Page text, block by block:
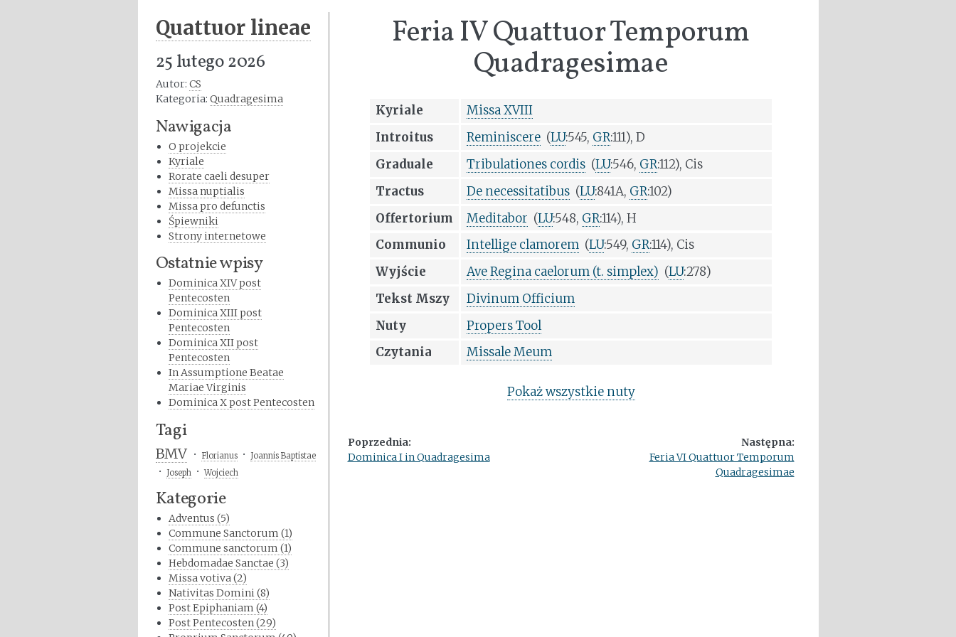
Feria IV Quattuor Temporum
Quadragesimae
Kyriale
Missa XVIII
Introitus
Reminiscere (LU:545, GR:111), D
Graduale
Tribulationes cordis (LU:546, GR:112), Cis
Tractus
De necessitatibus (LU:841A, GR:102)
Offertorium
Meditabor (LU:548, GR:114), H
Communio
Intellige clamorem (LU:549, GR:114), Cis
Wyjście
Ave Regina caelorum (t. simplex) (LU:278)
Tekst Mszy
Divinum Officium
Nuty
Propers Tool
Czytania
Missale Meum
Pokaż wszystkie nuty
Poprzednia:
Dominica I in Quadragesima
Następna:
Feria VI Quattuor Temporum
Quadragesimae
Quattuor lineae
25 lutego 2026
Autor: CS
Kategoria: Quadragesima
Nawigacja
O projekcie
Kyriale
Rorate caeli desuper
Missa nuptialis
Missa pro defunctis
Śpiewniki
Strony internetowe
Ostatnie wpisy
Dominica XIV post
Pentecosten
Dominica XIII post
Pentecosten
Dominica XII post
Pentecosten
In Assumptione Beatae
Mariae Virginis
Dominica X post Pentecosten
Tagi
BMV Florianus
Joannis Baptistae
Joseph
Wojciech
Kategorie
Adventus (5)
Commune Sanctorum (1)
Commune sanctorum (1)
Hebdomadae Sanctae (3)
Missa votiva (2)
Nativitas Domini (8)
Post Epiphaniam (4)
Post Pentecosten (29)